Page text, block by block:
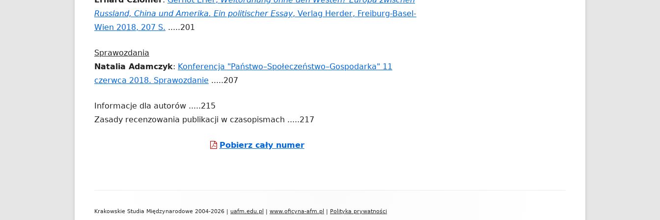
oknie
w
Russland, China und Amerika. Ein politischer Essay, Verlag Herder, Freiburg-Basel-
Wien 2018, 207 S. Strona
w
nowym
.....201
Sprawozdania
Natalia Adamczyk: Konferencja "Państwo–Społeczeństwo–Gospodarka" 11
czerwca 2018. Sprawozdanie Strona
się
w
oknie
.....207
Informacje dla autorów .....215
Zasady recenzowania publikacji w czasopismach .....217
Pobierz cały numerStrona
oknie
stopki
Krakowskie Studia Międzynarodowe 2004-2026 | uafm.edu.pl | www.oficyna-afm.pl | Polityka prywatności